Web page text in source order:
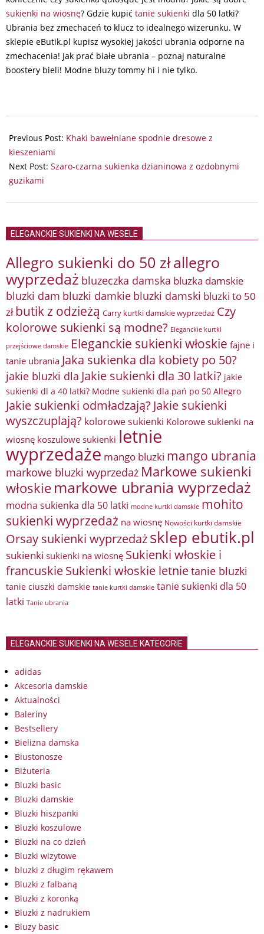
sukienki na wiosnę? Gdzie kupić tanie sukienki dla 50 latki?
Ubrania bez zmechaceń to klucz to idealnego wizerunku. W
sklepie eButik.pl kupisz wysokiej jakości ubrania odporne na
zmechacenia! Jak prać białe ubrania – poznaj naturalne
boostery bieli! Modne bluzy tommy hi i nie tylko.
09-
16
Previous Post: Khaki bawełniane spodnie dresowe z
kieszeniami
Next Post: Szaro-czarna sukienka dzianinowa z ozdobnymi
guzikami
ELEGANCKIE SUKIENKI NA WESELE
Allegro sukienki do 50 złallegro
wyprzedaż bluzeczka damska bluzka damskie
bluzki dam bluzki damkie bluzki damski bluzki to 50
zł butik z odzieżą Carry kurtki damskie wyprzedaż Czy
kolorowe sukienki są modne? Eleganckie kurtki
przejściowe damskie Eleganckie sukienki włoskie fajne i
tanie ubrania Jaka sukienka dla kobiety po 50?
jakie bluzki dla Jakie sukienki dla 30 latki? jakie
sukienki dl a 40 latki? Modne sukienki dla pań po 50 Allegro
Jakie sukienki odmładzają? Jakie sukienki
wyszczuplają? kolorowe sukienki Kolorowe sukienki na
wiosnę koszulowe sukienki letnie
wyprzedaże mango bluzki mango ubrania
markowe bluzki wyprzedaż Markowe sukienki
włoskie markowe ubrania wyprzedaż
modna sukienka dla 50 latki modne kurtki damskie mohito
sukienki wyprzedaż na wiosnę Nowości kurtki damskie
Orsay sukienki wyprzedażsklep ebutik.pl
sukienki sukienki na wiosnę Sukienki włoskie i
francuskieSukienki włoskie letnietanie bluzki
tanie ciuszki damskie tanie kurtki damskie tanie sukienki dla 50
latki Tanie ubrania
ELEGANCKIE SUKIENKI NA WESELE KATEGORIE
adidas
Akcesoria damskie
Aktualności
Baleriny
Bestsellery
Bielizna damska
Biustonosze
Biżuteria
Bluzki basic
Bluzki damskie
Bluzki hiszpanki
Bluzki koszulowe
Bluzki na co dzień
Bluzki wizytowe
bluzki z długim rękawem
Bluzki z falbaną
Bluzki z koronką
Bluzki z nadrukiem
Bluzy basic